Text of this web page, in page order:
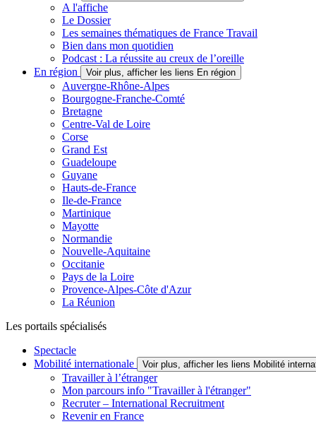
A l'affiche
Le Dossier
Les semaines thématiques de France Travail
Bien dans mon quotidien
Podcast : La réussite au creux de l’oreille
En région
Voir plus, afficher les liens En région
Auvergne-Rhône-Alpes
Bourgogne-Franche-Comté
Bretagne
Centre-Val de Loire
Corse
Grand Est
Guadeloupe
Guyane
Hauts-de-France
Ile-de-France
Martinique
Mayotte
Normandie
Nouvelle-Aquitaine
Occitanie
Pays de la Loire
Provence-Alpes-Côte d'Azur
La Réunion
Les portails spécialisés
Spectacle
Mobilité internationale
Voir plus, afficher les liens Mobilité
Travailler à l’étranger
Mon parcours info "Travailler à l'étranger"
Recruter – International Recruitment
Revenir en France